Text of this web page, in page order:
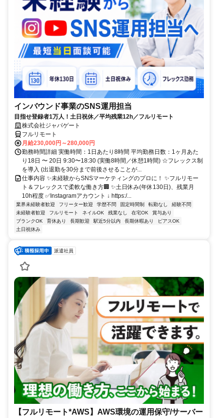
インバウンド事業のSNS運用担当
目指せ登録者1万人！土日祝休／平均残業12h／フルリモート
株式会社ジャパゲート
フルリモート
月給230,000円～280,000円
勤務時間詳細 実働時間：1日あたり8時間 平均勤務日数：1ヶ月あた
り18日 〜 20日 9:30〜18:30 (実働8時間／休憩1時間) ☆フレックス制
を導入 (出退勤を30分まで前後させることが...
仕事内容 ✨未経験からSNSマーケティングのプロに！ ✨フルリモー
ト＆フレックスで柔軟な働き方🏢 ✨土日休み(年休130日)、残業月
10h程度 ✅Instagramアカウント ↓ https:/...
業界未経験者歓迎 フリーター歓迎 学歴不問 固定時間制 転勤なし
経験不問
未経験者歓迎
フルリモート ネイルOK 残業なし 在宅OK
賞与あり
ブランクOK
育休あり 長期歓迎 駅近5分以内 長期休暇あり
ピアスOK
土日祝休み
派遣社員
【フルリモート*AWS】AWS環境の運用保守/サーバー